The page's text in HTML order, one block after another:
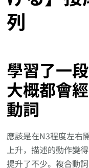
列
學習了一
大概都會
動詞
應該是在N3程度左右
上升，描述的動作變
提升了不少。複合動